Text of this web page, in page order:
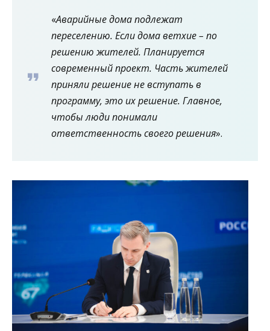
«Аварийные дома подлежат
переселению. Если дома ветхие – по
решению жителей. Планируется
современный проект. Часть жителей
приняли решение не вступать в
программу, это их решение. Главное,
чтобы люди понимали
ответственность своего решения».